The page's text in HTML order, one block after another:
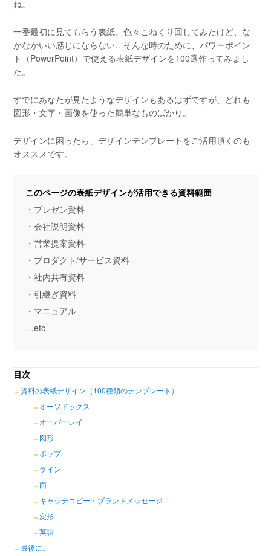
ね。
一番最初に見てもらう表紙、色々こねくり回してみたけど、な
かなかいい感じにならない…そんな時のために、パワーポイン
ト（PowerPoint）で使える表紙デザインを100選作ってみまし
た。
すでにあなたが見たようなデザインもあるはずですが、どれも
図形・文字・画像を使った簡単なものばかり。
デザインに困ったら、デザインテンプレートをご活用頂くのも
オススメです。
このページの表紙デザインが活用できる資料範囲
・プレゼン資料
・会社説明資料
・営業提案資料
・プロダクト/サービス資料
・社内共有資料
・引継ぎ資料
・マニュアル
…etc
目次
資料の表紙デザイン（100種類のテンプレート）
オーソドックス
オーバーレイ
図形
ポップ
ライン
面
キャッチコピー・ブランドメッセージ
変形
英語
最後に。